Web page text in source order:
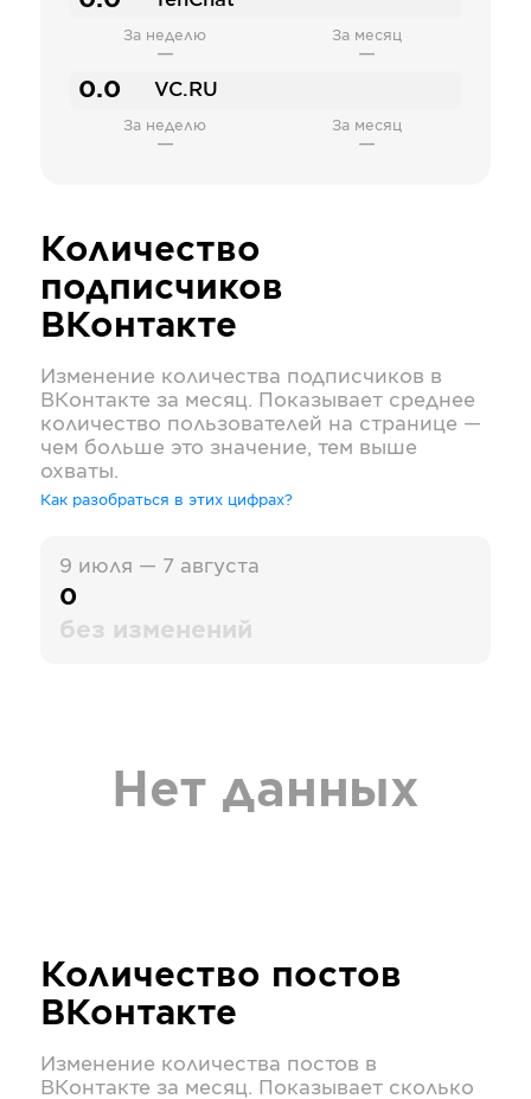
За неделю
—
За месяц
—
0.0 VC.RU
За неделю
—
За месяц
—
Количество
подписчиков
ВКонтакте
Изменение количества подписчиков в
ВКонтакте за месяц. Показывает среднее
количество пользователей на странице —
чем больше это значение, тем выше
охваты.
Как разобраться в этих цифрах?
9 июля — 7 августа
0
без изменений
Нет данных
Количество постов
ВКонтакте
Изменение количества постов в
ВКонтакте за месяц. Показывает сколько